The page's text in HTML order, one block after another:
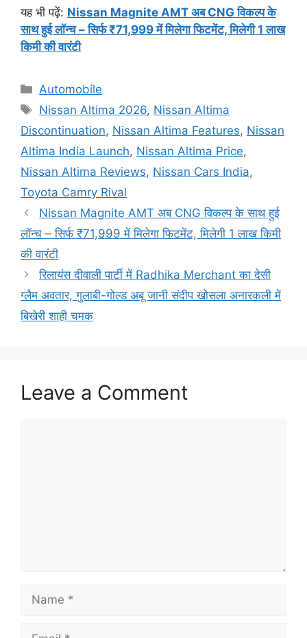
यह भी पढ़ें: Nissan Magnite AMT अब CNG विकल्प के
साथ हुई लॉन्च – सिर्फ ₹71,999 में मिलेगा फिटमेंट, मिलेगी 1 लाख
किमी की वारंटी
Categories
Automobile
Tags
Nissan Altima 2026, Nissan Altima
Discontinuation, Nissan Altima Features, Nissan
Altima India Launch, Nissan Altima Price,
Nissan Altima Reviews, Nissan Cars India,
Toyota Camry Rival
Nissan Magnite AMT अब CNG विकल्प के साथ हुई
लॉन्च – सिर्फ ₹71,999 में मिलेगा फिटमेंट, मिलेगी 1 लाख किमी
की वारंटी
रिलायंस दीवाली पार्टी में Radhika Merchant का देसी
ग्लैम अवतार, गुलाबी-गोल्ड अबू जानी संदीप खोसला अनारकली में
बिखेरी शाही चमक
Leave a Comment